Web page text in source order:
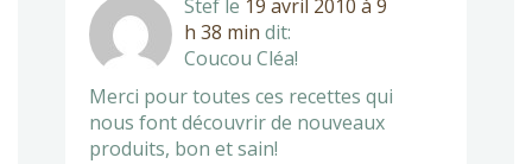
Stef le 19 avril 2010 à 9
h 38 min dit:
Coucou Cléa!
Merci pour toutes ces recettes qui
nous font découvrir de nouveaux
produits, bon et sain!